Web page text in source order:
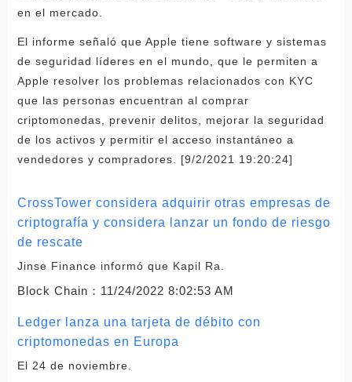
en el mercado.
El informe señaló que Apple tiene software y sistemas
de seguridad líderes en el mundo, que le permiten a
Apple resolver los problemas relacionados con KYC
que las personas encuentran al comprar
criptomonedas, prevenir delitos, mejorar la seguridad
de los activos y permitir el acceso instantáneo a
vendedores y compradores. [9/2/2021 19:20:24]
CrossTower considera adquirir otras empresas de
criptografía y considera lanzar un fondo de riesgo
de rescate
Jinse Finance informó que Kapil Ra.
Block Chain： 11/24/2022 8:02:53 AM
Ledger lanza una tarjeta de débito con
criptomonedas en Europa
El 24 de noviembre.